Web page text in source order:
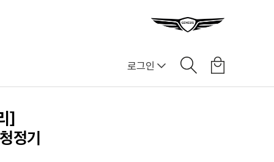
로그인
]
정기